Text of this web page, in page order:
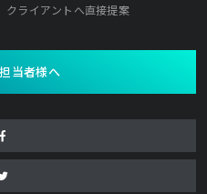
クライアントへ直接提案
当者様へ